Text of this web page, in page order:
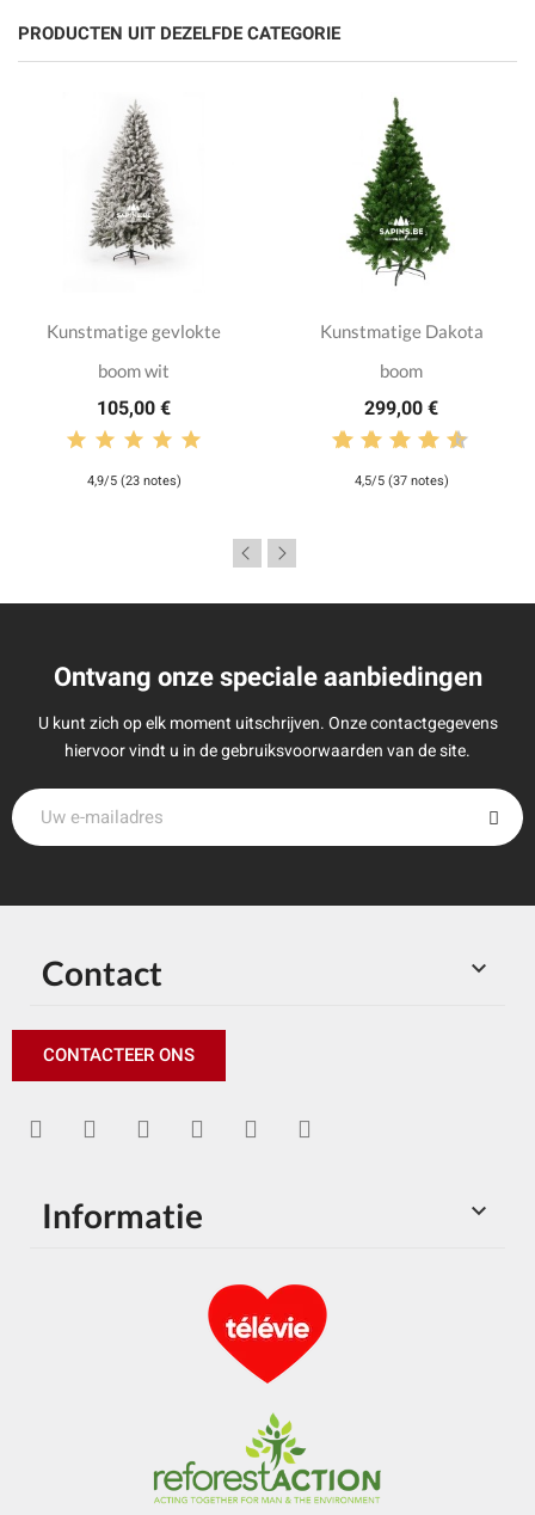
PRODUCTEN UIT DEZELFDE CATEGORIE
Kunstmatige gevlokte
boom wit
105,00 €
4,9/5 (23 notes)
Kunstmatige Dakota
boom
299,00 €
4,5/5 (37 notes)
Ontvang onze speciale aanbiedingen
U kunt zich op elk moment uitschrijven. Onze contactgegevens
hiervoor vindt u in de gebruiksvoorwaarden van de site.

Contact
CONTACTEER ONS

Informatie